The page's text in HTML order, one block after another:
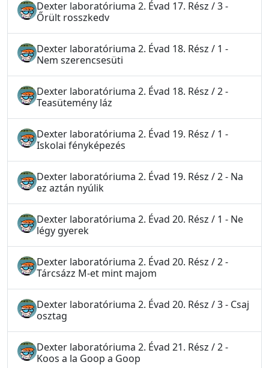
Dexter laboratóriuma 2. Évad 17. Rész / 3 -
Őrült rosszkedv
Dexter laboratóriuma 2. Évad 18. Rész / 1 -
Nem szerencsesüti
Dexter laboratóriuma 2. Évad 18. Rész / 2 -
Teasütemény láz
Dexter laboratóriuma 2. Évad 19. Rész / 1 -
Iskolai fényképezés
Dexter laboratóriuma 2. Évad 19. Rész / 2 - Na
ez aztán nyúlik
Dexter laboratóriuma 2. Évad 20. Rész / 1 - Ne
légy gyerek
Dexter laboratóriuma 2. Évad 20. Rész / 2 -
Tárcsázz M-et mint majom
Dexter laboratóriuma 2. Évad 20. Rész / 3 - Csaj
osztag
Dexter laboratóriuma 2. Évad 21. Rész / 2 -
Koos a la Goop a Goop